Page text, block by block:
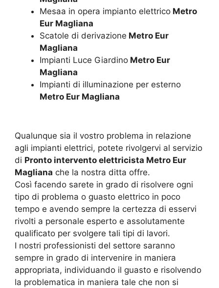
Mesaa in opera impianto elettrico Metro
Eur Magliana
Scatole di derivazione Metro Eur
Magliana
Impianti Luce Giardino Metro Eur
Magliana
Impianti di illuminazione per esterno
Metro Eur Magliana
Qualunque sia il vostro problema in relazione
agli impianti elettrici, potete rivolgervi al servizio
di Pronto intervento elettricista Metro Eur
Magliana che la nostra ditta offre.
Così facendo sarete in grado di risolvere ogni
tipo di problema o guasto elettrico in poco
tempo e avendo sempre la certezza di esservi
rivolti a personale esperto e assolutamente
qualificato per svolgere tali tipi di lavori.
I nostri professionisti del settore saranno
sempre in grado di intervenire in maniera
appropriata, individuando il guasto e risolvendo
la problematica in maniera tale che non si